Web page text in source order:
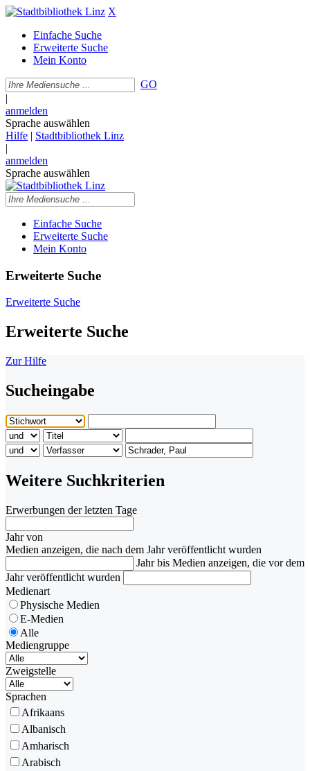
X
Einfache Suche
Erweiterte Suche
Mein Konto
GO
|
anmelden
Sprache auswählen
Hilfe | Stadtbibliothek Linz
|
anmelden
Sprache auswählen
Einfache Suche
Erweiterte Suche
Mein Konto
Erweiterte Suche
Erweiterte Suche
Erweiterte Suche
Zur Hilfe
Sucheingabe
Weitere Suchkriterien
Erwerbungen der letzten Tage
Jahr von
Medien anzeigen, die nach dem Jahr veröffentlicht wurden
Jahr bis Medien anzeigen, die vor dem
Jahr veröffentlicht wurden
Medienart
Physische Medien
E-Medien
Alle
Mediengruppe
Zweigstelle
Sprachen
Afrikaans
Albanisch
Amharisch
Arabisch